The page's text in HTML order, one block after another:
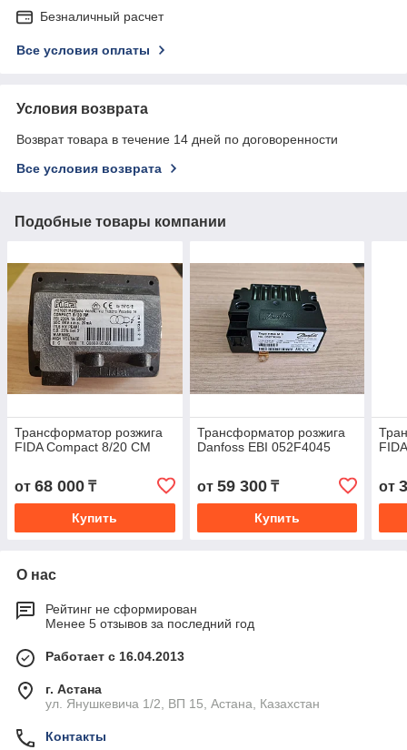
Безналичный расчет
Все условия оплаты
Условия возврата
Возврат товара в течение 14 дней по договоренности
Все условия возврата
Подобные товары компании
Трансформатор розжига
FIDA Compact 8/20 CM
от 68 000 ₸
Купить
Трансформатор розжига
Danfoss EBI 052F4045
от 59 300₸
Купить
от
О нас
Рейтинг не сформирован
Менее 5 отзывов за последний год
Работает с 16.04.2013
г. Астана
ул. Янушкевича 1/2, ВП 15, Астана, Казахстан
Контакты